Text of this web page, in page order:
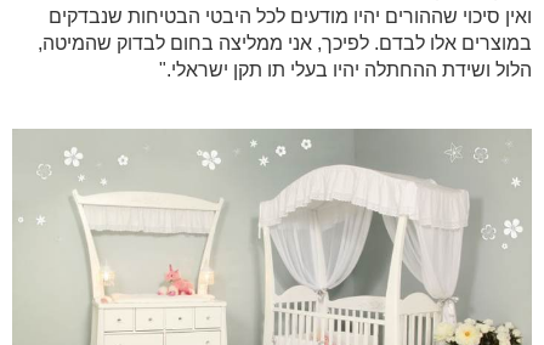
ואין סיכוי שההורים יהיו מודעים לכל היבטי הבטיחות שנבדקים
במוצרים אלו לבדם. לפיכך, אני ממליצה בחום לבדוק שהמיטה,
הלול ושידת ההחתלה יהיו בעלי תו תקן ישראלי."